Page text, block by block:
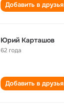
Добавить в друзья
Юрий Карташов
62 года
Добавить в друзья